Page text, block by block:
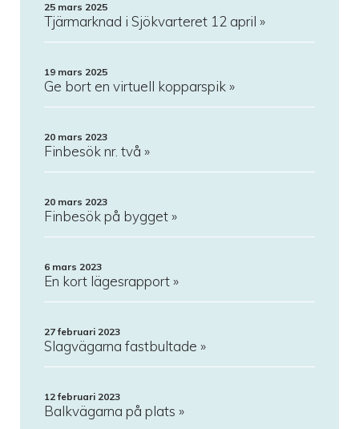
25 mars 2025
Tjärmarknad i Sjökvarteret 12 april
19 mars 2025
Ge bort en virtuell kopparspik
20 mars 2023
Finbesök nr. två
20 mars 2023
Finbesök på bygget
6 mars 2023
En kort lägesrapport
27 februari 2023
Slagvägarna fastbultade
12 februari 2023
Balkvägarna på plats